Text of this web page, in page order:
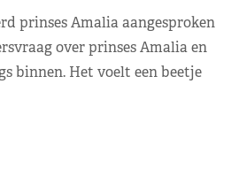
prinses Amalia aangesproken
over prinses Amalia en
binnen. Het voelt een beetje